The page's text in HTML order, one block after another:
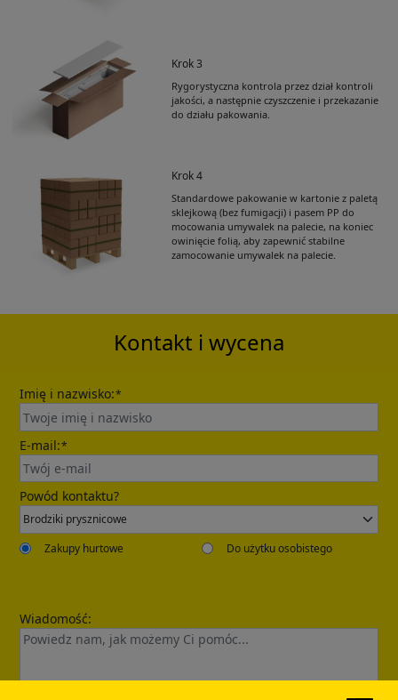
Krok 3
Rygorystyczna kontrola przez dział kontroli
jakości, a następnie czyszczenie i przekazanie
do działu pakowania.
Krok 4
Standardowe pakowanie w kartonie z paletą
sklejkową (bez fumigacji) i pasem PP do
mocowania umywalek na palecie, na koniec
owinięcie folią, aby zapewnić stabilne
zamocowanie umywalek na palecie.
Get Catalogue
Please leave your contact information,the
Send
Kontakt i wycena
Imię i nazwisko:*
E-mail:*
Powód kontaktu?
Zakupy hurtowe Do użytku osobistego
Wiadomość: